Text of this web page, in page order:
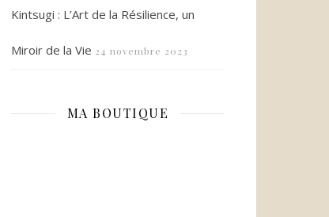
Kintsugi : L’Art de la Résilience, un
Miroir de la Vie 24 novembre 2023
MA BOUTIQUE